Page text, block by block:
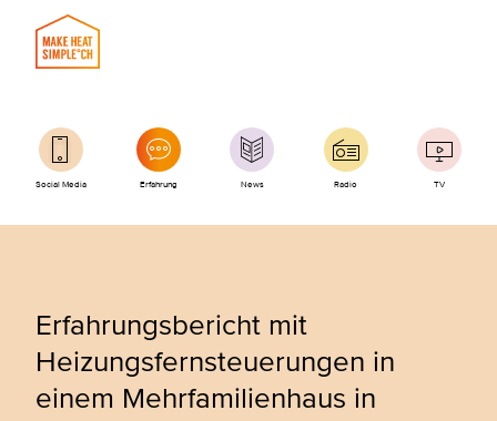
Social Media Erfahrung News Radio TV
Erfahrungsbericht mit
Heizungsfernsteuerungen in
einem Mehrfamilienhaus in